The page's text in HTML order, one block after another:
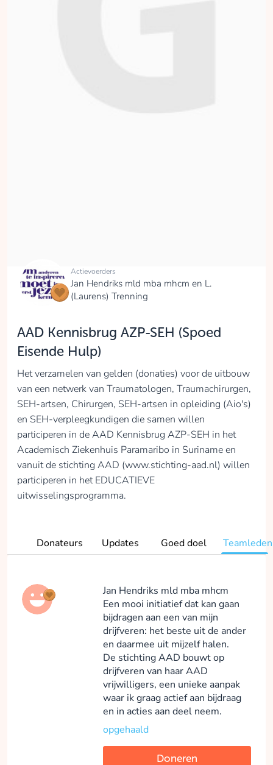
Actievoerders
Jan Hendriks mld mba mhcm en L.
(Laurens) Trenning
AAD Kennisbrug AZP-SEH (Spoed
Eisende Hulp)
Het verzamelen van gelden (donaties) voor de uitbouw
van een netwerk van Traumatologen, Traumachirurgen,
SEH-artsen, Chirurgen, SEH-artsen in opleiding (Aio's)
en SEH-verpleegkundigen die samen willen
participeren in de AAD Kennisbrug AZP-SEH in het
Academisch Ziekenhuis Paramaribo in Suriname en
vanuit de stichting AAD (www.stichting-aad.nl) willen
participeren in het EDUCATIEVE
uitwisselingsprogramma.
Donateurs Updates Goed doel Teamleden
Jan Hendriks mld mba mhcm
Een mooi initiatief dat kan gaan
bijdragen aan een van mijn
drijfveren: het beste uit de ander
en daarmee uit mijzelf halen.
De stichting AAD bouwt op
drijfveren van haar AAD
vrijwilligers, een unieke aanpak
waar ik graag actief aan bijdraag
en in acties aan deel neem.
opgehaald
Doneren